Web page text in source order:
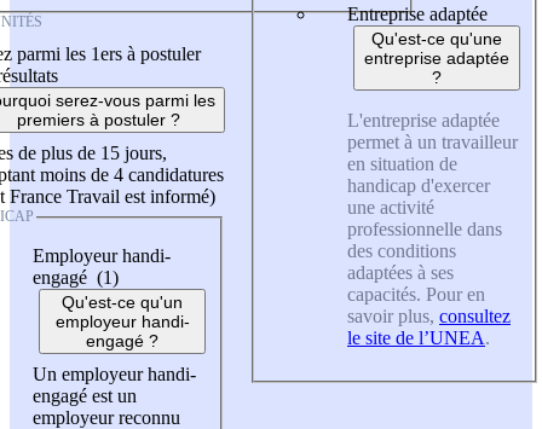
parmi les 1ers à postuler
serez-vous parmi les
premiers à postuler ?
de plus de 15 jours,
moins de 4 candidatures
France Travail est informé)
Employeur handi-
engagé (1)
Qu'est-ce qu'un
employeur handi-
engagé ?
Un employeur handi-
engagé est un
employeur reconnu
Entreprise adaptée
Qu'est-ce qu'une
entreprise adaptée
?
L'entreprise adaptée
permet à un travailleur
en situation de
handicap d'exercer
une activité
professionnelle dans
des conditions
adaptées à ses
capacités. Pour en
savoir plus, consultez
le site de l’UNEA.